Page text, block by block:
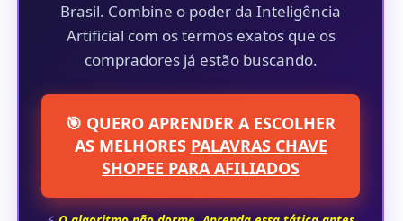
Brasil. Combine o poder da Inteligência
Artificial com os termos exatos que os
compradores já estão buscando.
🎯 QUERO APRENDER A ESCOLHER
AS MELHORES PALAVRAS CHAVE
SHOPEE PARA AFILIADOS